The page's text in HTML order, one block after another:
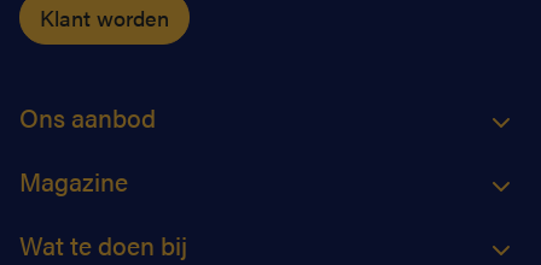
Klant worden
Ons aanbod
Magazine
Wat te doen bij